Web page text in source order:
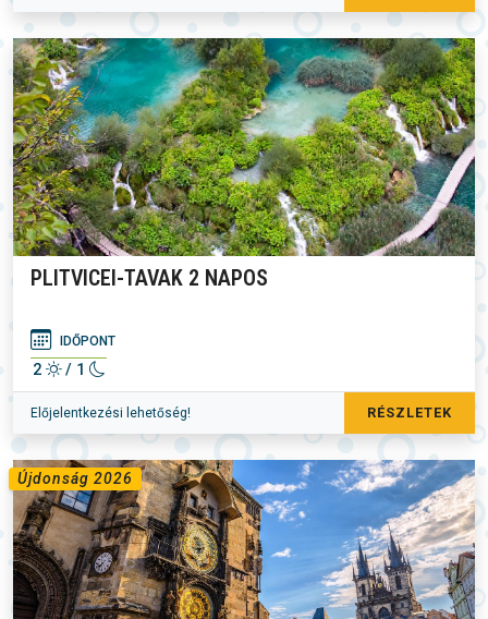
PLITVICEI-TAVAK 2 NAPOS
IDŐPONT
2 / 1
Előjelentkezési lehetőség! RÉSZLETEK
Újdonság 2026